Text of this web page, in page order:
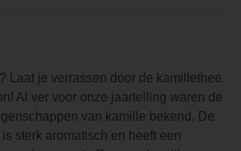
Laat je verrassen door de kamillethee
Al ver voor onze jaartelling waren de
van kamille bekend. De
sterk aromatisch en heeft een